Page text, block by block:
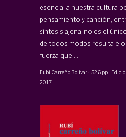
esencial a nuestra cultura
pensamiento y canción,
síntesis ajena, no es el
de todos modos resulta
fuerza que ...
Rubí Carreño Bolívar··526 pp ·
2017